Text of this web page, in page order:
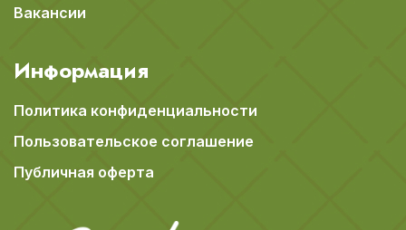
Вакансии
Информация
Политика конфиденциальности
Пользовательское соглашение
Публичная оферта